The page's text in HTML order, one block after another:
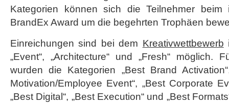
Kategorien können sich die Teilnehmer beim
BrandEx Award um die begehrten Trophäen
Einreichungen sind bei dem Kreativwettbewerb
„Event“, „Architecture“ und „Fresh“ möglich.
wurden die Kategorien „Best Brand
Motivation/Employee Event“, „Best Corporate
„Best Digital“, „Best Execution“ und „Best